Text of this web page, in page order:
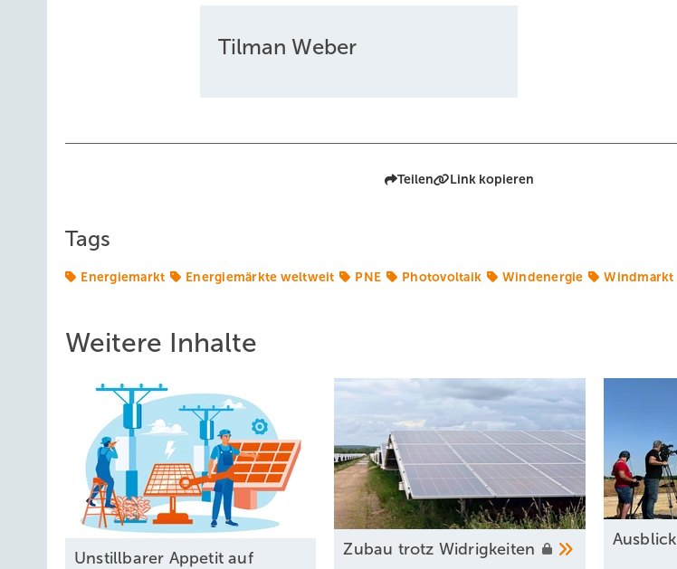
Tilman Weber
Teilen Link kopieren
Tags
Energiemarkt Energiemärkte weltweit PNE Photovoltaik Windenergie Windmarkt
Weitere Inhalte
Unstillbarer Appetit auf
Zubau trotz Widrigkeiten